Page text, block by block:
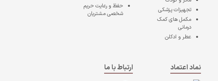
تجهیزات پزشکی
مکمل های کمک
درمانی
عطر و ادکلن
حفظ و رعایت حریم
شخصی مشتریان
نماد اعتماد
ارتباط با ما